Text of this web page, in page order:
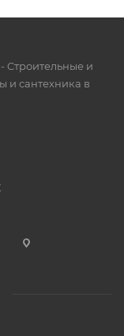
Cтроительные и
и сантехника в